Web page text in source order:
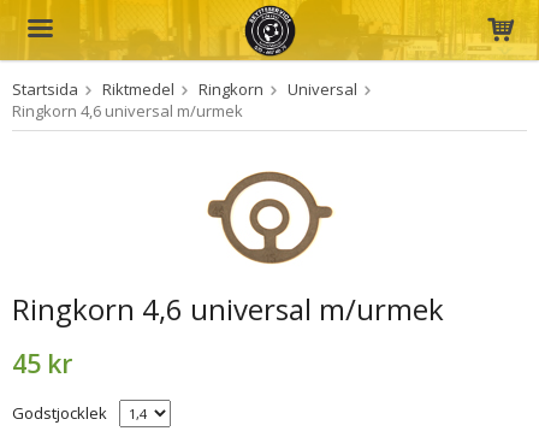
Produkten har blivit tillagd i varukorgen
Startsida Riktmedel Ringkorn
Universal
Ringkorn 4,6 universal m/urmek
Ringkorn 4,6 universal m/urmek
45 kr
Godstjocklek